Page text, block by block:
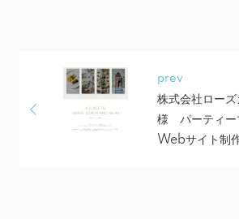
prev
株式会社ローズ
様 パーティー
Webサイト制